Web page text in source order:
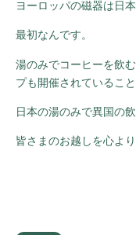
ヨーロッパの磁器は日
最初なんです。
湯のみでコーヒーを飲
プも開催されていること
日本の湯のみで異国の
皆さまのお越しを心よ